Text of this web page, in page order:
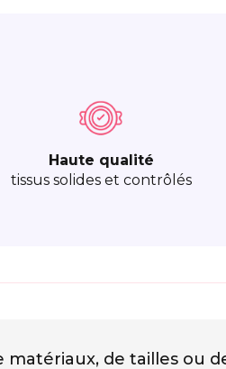
Haute qualité
tissus solides et contrôlés
matériaux, de tailles ou